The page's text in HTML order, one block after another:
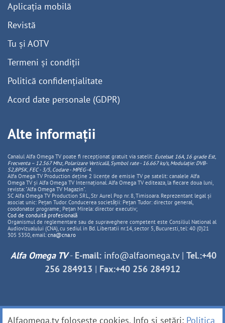
Aplicația mobilă
Revistă
Tu și AOTV
Termeni și condiții
Politică confidențialitate
Acord date personale (GDPR)
Alte informații
Canalul Alfa Omega TV poate fi recepționat gratuit via satelit: Eutelsat 16A, 16 grade Est,
Frecventa – 12.567 Mhz, PolarizareVerticală, Symbol rate - 16.667 ks/s, Modulație: DVB-
S2,8PSK, FEC - 3/5, Codare - MPEG-4.
Alfa Omega TV Production deține 2 licențe de emisie TV pe satelit: canalele Alfa
Omega TV și Alfa Omega TV Internațional. Alfa Omega TV editeaza, la fiecare doua luni,
revista: "Alfa Omega TV Magazin".
SC Alfa Omega TV Production SRL, Str Aurel Pop nr. 8, Timisoara. Reprezentant legal și
asociat unic: Pețan Tudor. Conducerea societății: Pețan Tudor: director general,
coodonator programe; Pețan Mirela: director executiv;
Cod de conduită profesională
Organismul de reglementare sau de supraveghere competent este Consiliul National al
Audiovizualului (CNA), cu sediul in Bd. Libertatii nr.14, sector 5, Bucuresti, tel: 40 (0)21
305 5350, email: cna@cna.ro
Alfa Omega TV- E-mail: info@alfaomega.tv| Tel.:+40
256 284913 | Fax:+40 256 284912
Alfaomega.tv folosește cookies. Info și setări: Politica